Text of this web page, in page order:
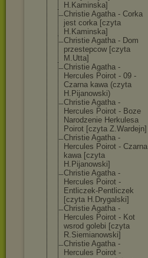
H.Kaminska]
Christie Agatha - Corka
jest corka [czyta
H.Kaminska]
Christie Agatha - Dom
przestepcow [czyta
M.Utta]
Christie Agatha -
Hercules Poirot - 09 -
Czarna kawa (czyta
H.Pijanowski)
Christie Agatha -
Hercules Poirot - Boze
Narodzenie Herkulesa
Poirot [czyta Z.Wardejn]
Christie Agatha -
Hercules Poirot - Czarna
kawa [czyta
H.Pijanowski]
Christie Agatha -
Hercules Poirot -
Entliczek-Pent liczek
[czyta H.Drygalski]
Christie Agatha -
Hercules Poirot - Kot
wsrod golebi [czyta
R.Siemianowski]
Christie Agatha -
Hercules Poirot -